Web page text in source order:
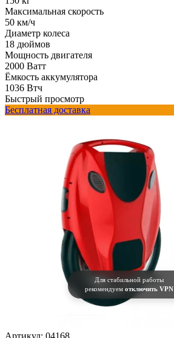
Для стабильной работы
рекомендуем отключить VPN
Максимальная скорость
50 км/ч
Диаметр колеса
18 дюймов
Мощность двигателя
2000 Ватт
Ёмкость аккумулятора
1036 Втч
Быстрый просмотр
Бесплатная доставка
Артикул: 04168